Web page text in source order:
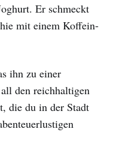
Er schmeckt
mit einem Koffein-
ihn zu einer
den reichhaltigen
die du in der Stadt